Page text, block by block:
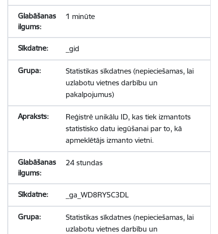
1 minūte
_gid
Statistikas sīkdatnes (nepieciešamas, lai
uzlabotu vietnes darbību un
pakalpojumus)
Reģistrē unikālu ID, kas tiek izmantots
statistisko datu iegūšanai par to, kā
apmeklētājs izmanto vietni.
24 stundas
_ga_WD8RY5C3DL
Statistikas sīkdatnes (nepieciešamas, lai
uzlabotu vietnes darbību un